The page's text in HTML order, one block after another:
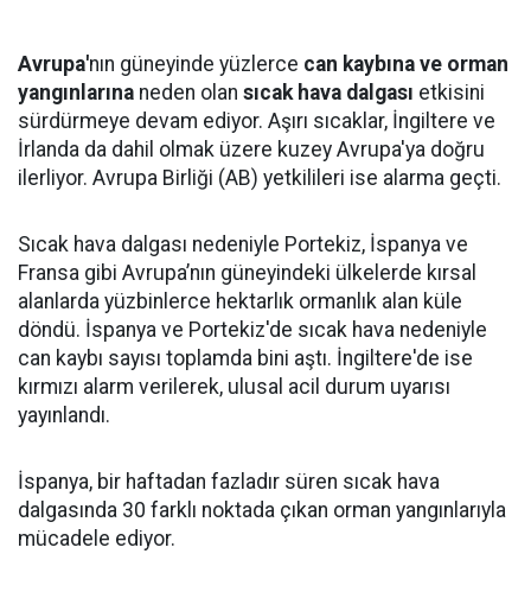
Avrupa'nın güneyinde yüzlerce can kaybına ve orman
yangınlarına neden olan sıcak hava dalgası etkisini
sürdürmeye devam ediyor. Aşırı sıcaklar, İngiltere ve
İrlanda da dahil olmak üzere kuzey Avrupa'ya doğru
ilerliyor. Avrupa Birliği (AB) yetkilileri ise alarma geçti.
Sıcak hava dalgası nedeniyle Portekiz, İspanya ve
Fransa gibi Avrupa’nın güneyindeki ülkelerde kırsal
alanlarda yüzbinlerce hektarlık ormanlık alan küle
döndü. İspanya ve Portekiz'de sıcak hava nedeniyle
can kaybı sayısı toplamda bini aştı. İngiltere'de ise
kırmızı alarm verilerek, ulusal acil durum uyarısı
yayınlandı.
İspanya, bir haftadan fazladır süren sıcak hava
dalgasında 30 farklı noktada çıkan orman yangınlarıyla
mücadele ediyor.